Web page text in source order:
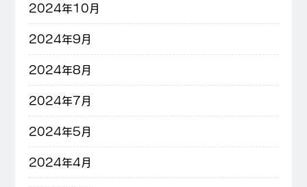
2024年10月
2024年9月
2024年8月
2024年7月
2024年5月
2024年4月